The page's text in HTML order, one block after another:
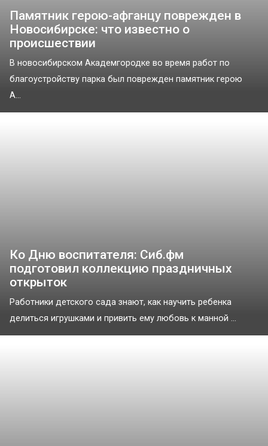
Памятник герою-афганцу поврежден в
Новосибирске: что известно о
происшествии
В новосибирском Академгородке во время работ по
благоустройству парка был поврежден памятник герою
А...
Ко Дню воспитателя: Сиб.фм
подготовил коллекцию праздничных
открыток
Работники детского сада знают, как научить ребенка
делиться игрушками и привить ему любовь к манной ...